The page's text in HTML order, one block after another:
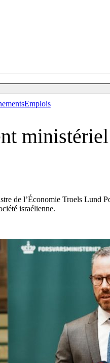
Emplois
de l’Économie Troels Lund
israélienne.